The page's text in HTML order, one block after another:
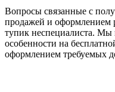
Вопросы связанные с
продажей и оформлением
тупик неспециалиста. Мы
особенности на
оформлением требуемых